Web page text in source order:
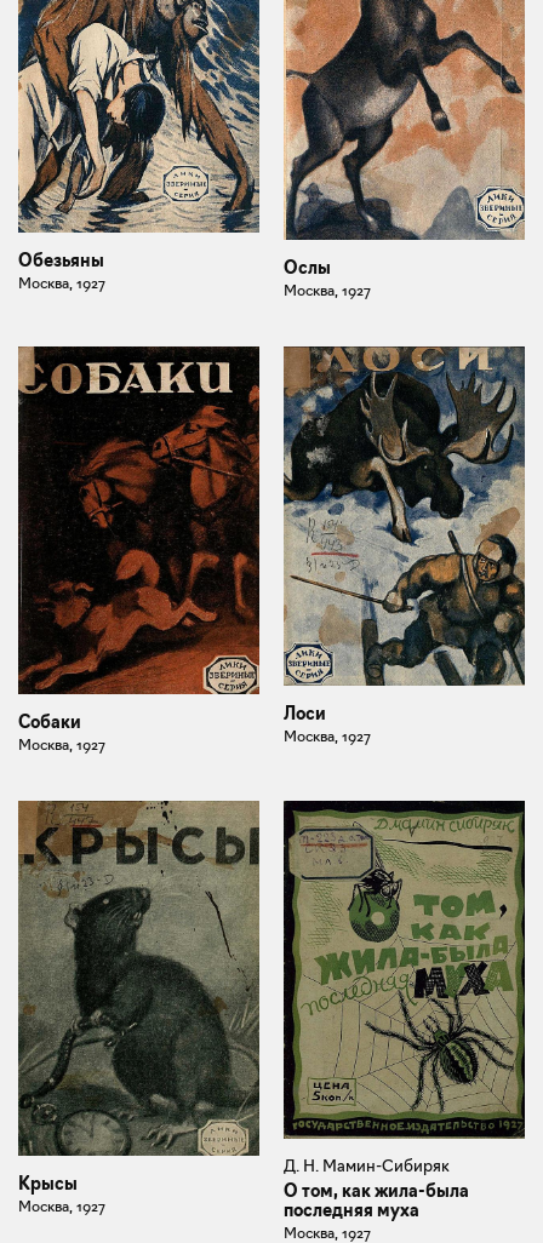
Обезьяны
Москва, 1927
Ослы
Москва, 1927
Собаки
Москва, 1927
Лоси
Москва, 1927
Крысы
Москва, 1927
Д. Н. Мамин-Сибиряк
О том, как жила-была
последняя муха
Москва, 1927